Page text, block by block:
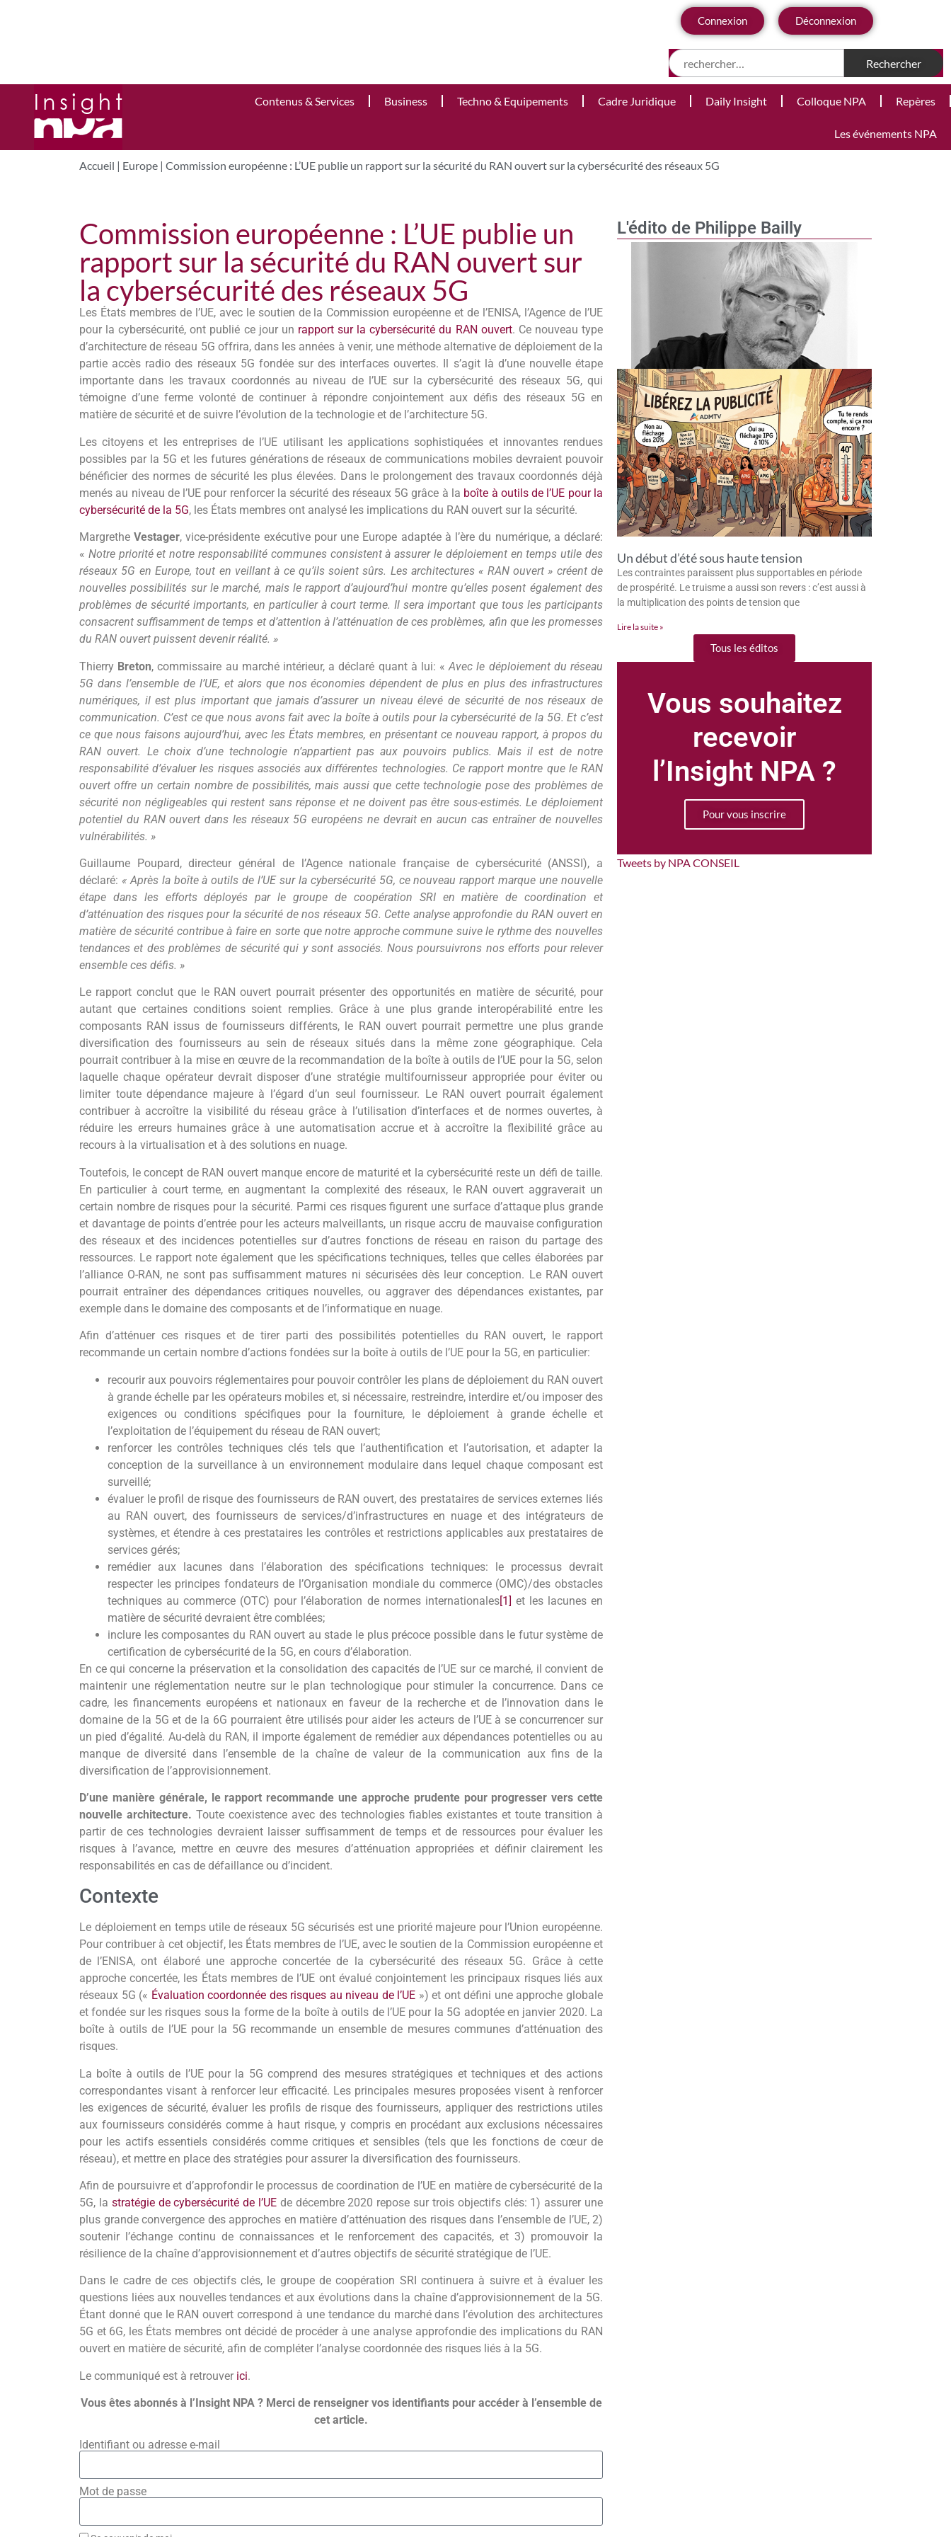
Connexion Déconnexion
Contenus & Services Business Techno & Equipements Cadre Juridique Daily Insight Colloque NPA Repères
Les événements NPA
Accueil | Europe | Commission européenne : L’UE publie un rapport sur la sécurité du RAN ouvert sur la cybersécurité des réseaux 5G
L'édito de Philippe Bailly
Un début d’été sous haute tension
Les contraintes paraissent plus supportables en période
de prospérité. Le truisme a aussi son revers : c’est aussi à
la multiplication des points de tension que
Lire la suite »
Tous les éditos
Vous souhaitez
recevoir
l’Insight NPA ?
Pour vous inscrire
Tweets by NPA CONSEIL
Commission européenne : L’UE publie un
rapport sur la sécurité du RAN ouvert sur
la cybersécurité des réseaux 5G
Les États membres de l’UE, avec le soutien de la Commission européenne et de l’ENISA, l’Agence de l’UE
pour la cybersécurité, ont publié ce jour un rapport sur la cybersécurité du RAN ouvert. Ce nouveau type
d’architecture de réseau 5G offrira, dans les années à venir, une méthode alternative de déploiement de la
partie accès radio des réseaux 5G fondée sur des interfaces ouvertes. Il s’agit là d’une nouvelle étape
importante dans les travaux coordonnés au niveau de l’UE sur la cybersécurité des réseaux 5G, qui
témoigne d’une ferme volonté de continuer à répondre conjointement aux défis des réseaux 5G en
matière de sécurité et de suivre l’évolution de la technologie et de l’architecture 5G.
Les citoyens et les entreprises de l’UE utilisant les applications sophistiquées et innovantes rendues
possibles par la 5G et les futures générations de réseaux de communications mobiles devraient pouvoir
bénéficier des normes de sécurité les plus élevées. Dans le prolongement des travaux coordonnés déjà
menés au niveau de l’UE pour renforcer la sécurité des réseaux 5G grâce à la boîte à outils de l’UE pour la
cybersécurité de la 5G, les États membres ont analysé les implications du RAN ouvert sur la sécurité.
MargretheVestager, vice-présidente exécutive pour une Europe adaptée à l’ère du numérique, a déclaré:
« Notre priorité et notre responsabilité communes consistent à assurer le déploiement en temps utile des
réseaux 5G en Europe, tout en veillant à ce qu’ils soient sûrs. Les architectures « RAN ouvert » créent de
nouvelles possibilités sur le marché, mais le rapport d’aujourd’hui montre qu’elles posent également des
problèmes de sécurité importants, en particulier à court terme. Il sera important que tous les participants
consacrent suffisamment de temps et d’attention à l’atténuation de ces problèmes, afin que les promesses
du RAN ouvert puissent devenir réalité. »
Thierry Breton, commissaire au marché intérieur, a déclaré quant à lui: «Avec le déploiement du réseau
5G dans l’ensemble de l’UE, et alors que nos économies dépendent de plus en plus des infrastructures
numériques, il est plus important que jamais d’assurer un niveau élevé de sécurité de nos réseaux de
communication. C’est ce que nous avons fait avec la boîte à outils pour la cybersécurité de la 5G. Et c’est
ce que nous faisons aujourd’hui, avec les États membres, en présentant ce nouveau rapport, à propos du
RAN ouvert. Le choix d’une technologie n’appartient pas aux pouvoirs publics. Mais il est de notre
responsabilité d’évaluer les risques associés aux différentes technologies. Ce rapport montre que le RAN
ouvert offre un certain nombre de possibilités, mais aussi que cette technologie pose des problèmes de
sécurité non négligeables qui restent sans réponse et ne doivent pas être sous-estimés. Le déploiement
potentiel du RAN ouvert dans les réseaux 5G européens ne devrait en aucun cas entraîner de nouvelles
vulnérabilités. »
Guillaume Poupard, directeur général de l’Agence nationale française de cybersécurité (ANSSI), a
déclaré: « Après la boîte à outils de l’UE sur la cybersécurité 5G, ce nouveau rapport marque une nouvelle
étape dans les efforts déployés par le groupe de coopération SRI en matière de coordination et
d’atténuation des risques pour la sécurité de nos réseaux 5G. Cette analyse approfondie du RAN ouvert en
matière de sécurité contribue à faire en sorte que notre approche commune suive le rythme des nouvelles
tendances et des problèmes de sécurité qui y sont associés. Nous poursuivrons nos efforts pour relever
ensemble ces défis. »
Le rapport conclut que le RAN ouvert pourrait présenter des opportunités en matière de sécurité, pour
autant que certaines conditions soient remplies. Grâce à une plus grande interopérabilité entre les
composants RAN issus de fournisseurs différents, le RAN ouvert pourrait permettre une plus grande
diversification des fournisseurs au sein de réseaux situés dans la même zone géographique. Cela
pourrait contribuer à la mise en œuvre de la recommandation de la boîte à outils de l’UE pour la 5G, selon
laquelle chaque opérateur devrait disposer d’une stratégie multifournisseur appropriée pour éviter ou
limiter toute dépendance majeure à l’égard d’un seul fournisseur. Le RAN ouvert pourrait également
contribuer à accroître la visibilité du réseau grâce à l’utilisation d’interfaces et de normes ouvertes, à
réduire les erreurs humaines grâce à une automatisation accrue et à accroître la flexibilité grâce au
recours à la virtualisation et à des solutions en nuage.
Toutefois, le concept de RAN ouvert manque encore de maturité et la cybersécurité reste un défi de taille.
En particulier à court terme, en augmentant la complexité des réseaux, le RAN ouvert aggraverait un
certain nombre de risques pour la sécurité. Parmi ces risques figurent une surface d’attaque plus grande
et davantage de points d’entrée pour les acteurs malveillants, un risque accru de mauvaise configuration
des réseaux et des incidences potentielles sur d’autres fonctions de réseau en raison du partage des
ressources. Le rapport note également que les spécifications techniques, telles que celles élaborées par
l’alliance O-RAN, ne sont pas suffisamment matures ni sécurisées dès leur conception. Le RAN ouvert
pourrait entraîner des dépendances critiques nouvelles, ou aggraver des dépendances existantes, par
exemple dans le domaine des composants et de l’informatique en nuage.
Afin d’atténuer ces risques et de tirer parti des possibilités potentielles du RAN ouvert, le rapport
recommande un certain nombre d’actions fondées sur la boîte à outils de l’UE pour la 5G, en particulier:
recourir aux pouvoirs réglementaires pour pouvoir contrôler les plans de déploiement du RAN ouvert
à grande échelle par les opérateurs mobiles et, si nécessaire, restreindre, interdire et/ou imposer des
exigences ou conditions spécifiques pour la fourniture, le déploiement à grande échelle et
l’exploitation de l’équipement du réseau de RAN ouvert;
renforcer les contrôles techniques clés tels que l’authentification et l’autorisation, et adapter la
conception de la surveillance à un environnement modulaire dans lequel chaque composant est
surveillé;
évaluer le profil de risque des fournisseurs de RAN ouvert, des prestataires de services externes liés
au RAN ouvert, des fournisseurs de services/d’infrastructures en nuage et des intégrateurs de
systèmes, et étendre à ces prestataires les contrôles et restrictions applicables aux prestataires de
services gérés;
remédier aux lacunes dans l’élaboration des spécifications techniques: le processus devrait
respecter les principes fondateurs de l’Organisation mondiale du commerce (OMC)/des obstacles
techniques au commerce (OTC) pour l’élaboration de normes internationales[1] et les lacunes en
matière de sécurité devraient être comblées;
inclure les composantes du RAN ouvert au stade le plus précoce possible dans le futur système de
certification de cybersécurité de la 5G, en cours d’élaboration.
En ce qui concerne la préservation et la consolidation des capacités de l’UE sur ce marché, il convient de
maintenir une réglementation neutre sur le plan technologique pour stimuler la concurrence. Dans ce
cadre, les financements européens et nationaux en faveur de la recherche et de l’innovation dans le
domaine de la 5G et de la 6G pourraient être utilisés pour aider les acteurs de l’UE à se concurrencer sur
un pied d’égalité. Au-delà du RAN, il importe également de remédier aux dépendances potentielles ou au
manque de diversité dans l’ensemble de la chaîne de valeur de la communication aux fins de la
diversification de l’approvisionnement.
D’une manière générale, le rapport recommande une approche prudente pour progresser vers cette
nouvelle architecture. Toute coexistence avec des technologies fiables existantes et toute transition à
partir de ces technologies devraient laisser suffisamment de temps et de ressources pour évaluer les
risques à l’avance, mettre en œuvre des mesures d’atténuation appropriées et définir clairement les
responsabilités en cas de défaillance ou d’incident.
Contexte
Le déploiement en temps utile de réseaux 5G sécurisés est une priorité majeure pour l’Union européenne.
Pour contribuer à cet objectif, les États membres de l’UE, avec le soutien de la Commission européenne et
de l’ENISA, ont élaboré une approche concertée de la cybersécurité des réseaux 5G. Grâce à cette
approche concertée, les États membres de l’UE ont évalué conjointement les principaux risques liés aux
réseaux 5G (« Évaluation coordonnée des risques au niveau de l’UE ») et ont défini une approche globale
et fondée sur les risques sous la forme de la boîte à outils de l’UE pour la 5G adoptée en janvier 2020. La
boîte à outils de l’UE pour la 5G recommande un ensemble de mesures communes d’atténuation des
risques.
La boîte à outils de l’UE pour la 5G comprend des mesures stratégiques et techniques et des actions
correspondantes visant à renforcer leur efficacité. Les principales mesures proposées visent à renforcer
les exigences de sécurité, évaluer les profils de risque des fournisseurs, appliquer des restrictions utiles
aux fournisseurs considérés comme à haut risque, y compris en procédant aux exclusions nécessaires
pour les actifs essentiels considérés comme critiques et sensibles (tels que les fonctions de cœur de
réseau), et mettre en place des stratégies pour assurer la diversification des fournisseurs.
Afin de poursuivre et d’approfondir le processus de coordination de l’UE en matière de cybersécurité de la
5G, la stratégie de cybersécurité de l’UEde décembre 2020 repose sur trois objectifs clés: 1) assurer une
plus grande convergence des approches en matière d’atténuation des risques dans l’ensemble de l’UE, 2)
soutenir l’échange continu de connaissances et le renforcement des capacités, et 3) promouvoir la
résilience de la chaîne d’approvisionnement et d’autres objectifs de sécurité stratégique de l’UE.
Dans le cadre de ces objectifs clés, le groupe de coopération SRI continuera à suivre et à évaluer les
questions liées aux nouvelles tendances et aux évolutions dans la chaîne d’approvisionnement de la 5G.
Étant donné que le RAN ouvert correspond à une tendance du marché dans l’évolution des architectures
5G et 6G, les États membres ont décidé de procéder à une analyse approfondie des implications du RAN
ouvert en matière de sécurité, afin de compléter l’analyse coordonnée des risques liés à la 5G.
Le communiqué est à retrouver ici.
Vous êtes abonnés à l’Insight NPA ? Merci de renseigner vos identifiants pour accéder à l’ensemble de
cet article.
Identifiant ou adresse e-mail
Mot de passe